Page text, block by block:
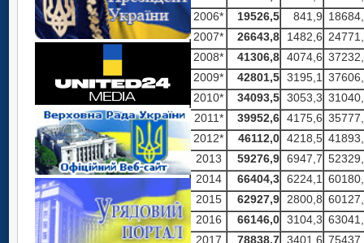
2006*
19526,5 841,9
2007*
26643,8 1482,6
2008*
41306,8 4074,6
2009*
42801,5 3195,1
2010*
34093,5 3053,3
2011*
39952,6 4175,6
2012*
46112,0 4218,5
2013
59276,9 6947,7
2014
66404,3 6224,1
2015
62927,9 2800,8
2016
66146,0 3104,3
2017
78838,7 3401,6